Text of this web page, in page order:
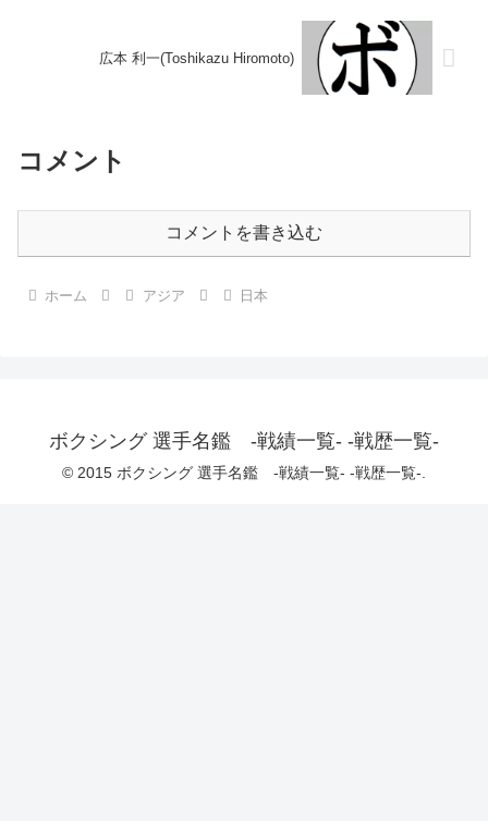
広本 利一(Toshikazu Hiromoto)
コメント
コメントを書き込む
ホーム アジア 日本
ボクシング 選手名鑑 -戦績一覧- -戦歴一覧-
© 2015 ボクシング 選手名鑑 -戦績一覧- -戦歴一覧-.